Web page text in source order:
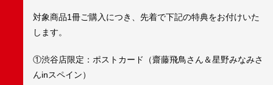
対象商品1冊ご購入につき、先着で下記の特典をお付けいた
します。
①渋谷店限定：ポストカード（齋藤飛鳥さん＆星野みなみさ
んinスペイン）